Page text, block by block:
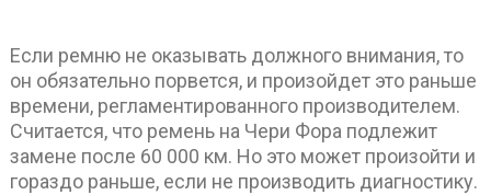
Если ремню не оказывать должного внимания, то
он обязательно порвется, и произойдет это раньше
времени, регламентированного производителем.
Считается, что ремень на Чери Фора подлежит
замене после 60 000 км. Но это может произойти и
гораздо раньше, если не производить диагностику.